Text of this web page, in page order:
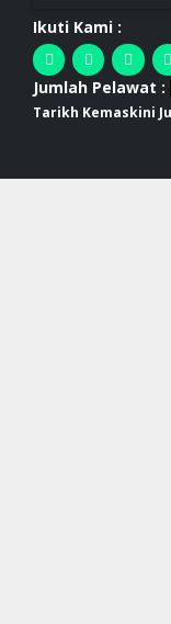
Ikuti Kami :
Jumlah Pelawat :
Tarikh Kemaskini